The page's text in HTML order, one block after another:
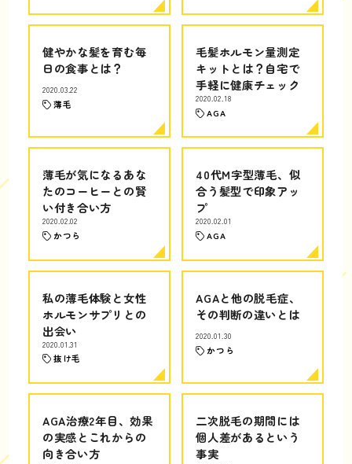
健やかな髪を育む毎
日の食事とは？
2020.03.22
薄毛
毛髪ホルモン量測定
キットとは？自宅で
手軽に健康チェック
2020.02.18
AGA
薄毛が気になるあな
たのコーヒーとの賢
い付き合い方
2020.02.02
かつら
40代M字型薄毛、似
合う髪型で印象アッ
プ
2020.02.01
AGA
私の薄毛体験と女性
ホルモンサプリとの
出会い
2020.01.31
抜け毛
AGAと他の脱毛症、
その判断の違いとは
2020.01.30
かつら
AGA治療2年目、効果
の実感とこれからの
向き合い方
二次脱毛の期間には
個人差があるという
事実